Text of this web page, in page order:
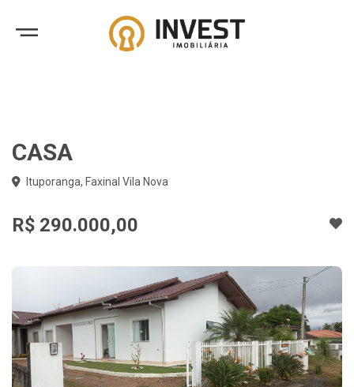
CASA
Ituporanga, Faxinal Vila Nova
R$ 290.000,00